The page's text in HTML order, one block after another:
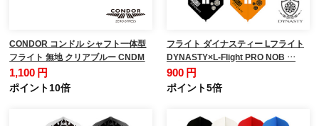
CONDOR コンドル シャフト一体型
フライト 無地 クリアブルー CNDM
1,100 円
ポイント10倍
フライト ダイナスティー Lフライト
DYNASTY×L-Flight PRO NOB …
900 円
ポイント5倍